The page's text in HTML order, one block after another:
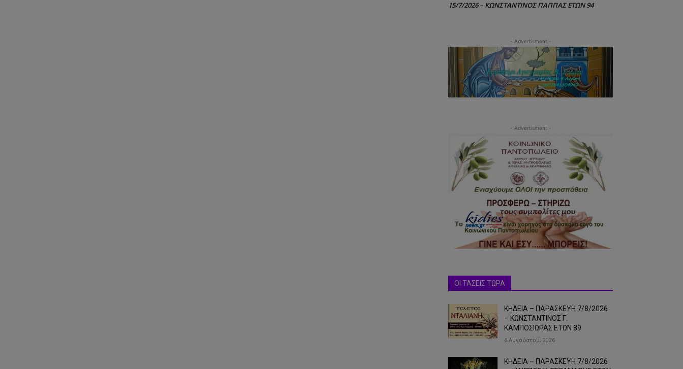
15/7/2026 – ΚΩΝΣΤΑΝΤΙΝΟΣ ΠΑΠΠΑΣ ΕΤΩΝ 94
- Advertisment -
- Advertisment -
ΟΙ ΤΑΣΕΙΣ ΤΩΡΑ
ΚΗΔΕΙΑ – ΠΑΡΑΣΚΕΥΗ 7/8/2026
– ΚΩΝΣΤΑΝΤΙΝΟΣ Γ.
ΚΑΜΠΟΣΙΩΡΑΣ ΕΤΩΝ 89
6 Αυγούστου, 2026
ΚΗΔΕΙΑ – ΠΑΡΑΣΚΕΥΗ 7/8/2026